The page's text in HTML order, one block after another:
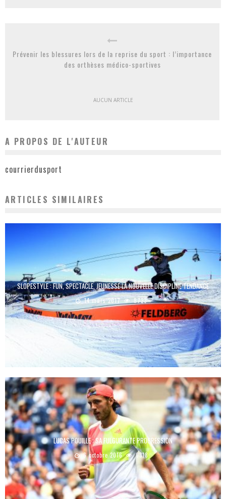
Prévenir les blessures lors de la reprise du sport : l’importance
des orthèses médico-sportives
AUCUN ARTICLE
A PROPOS DE L'AUTEUR
courrierdusport
ARTICLES SIMILAIRES
SLOPESTYLE : FUN, SPECTACLE, JEUNESSE LA NOUVELLE DISCIPLINE TENDANCE
14 mars 2017 8723
LUCAS POUILLE : SA FULGURANTE PROGRESSION
6 octobre 2016 6318